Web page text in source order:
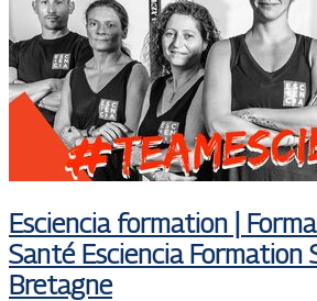
Esciencia formation |
Santé Esciencia Formation
Bretagne